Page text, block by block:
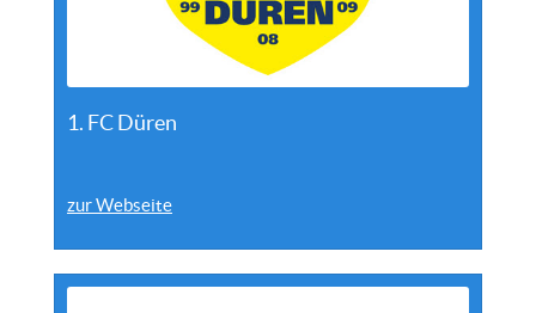
1. FC Düren
zur Webseite